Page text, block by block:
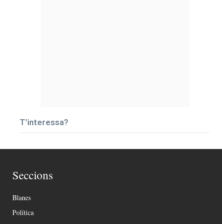
T’interessa?
Seccions
Blanes
Política